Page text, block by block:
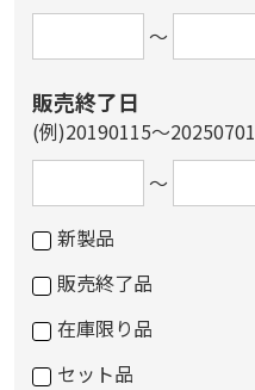
～
販売終了日
(例)20190115～20250701
～
新製品
販売終了品
在庫限り品
セット品